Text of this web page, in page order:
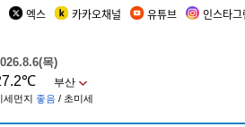
엑스 카카오채널 유튜브 인스타그